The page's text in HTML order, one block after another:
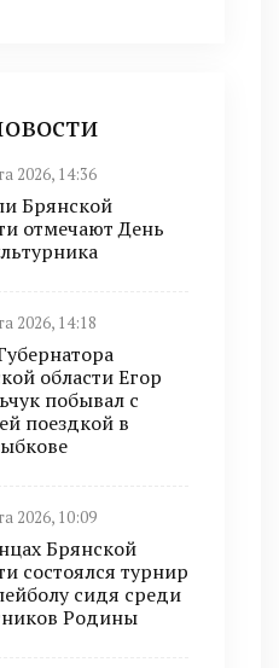
2026, 14:36
Брянской
отмечают День
2026, 14:18
области Егор
побывал с
поездкой в
2026, 10:09
Брянской
состоялся турнир
сидя среди
Родины